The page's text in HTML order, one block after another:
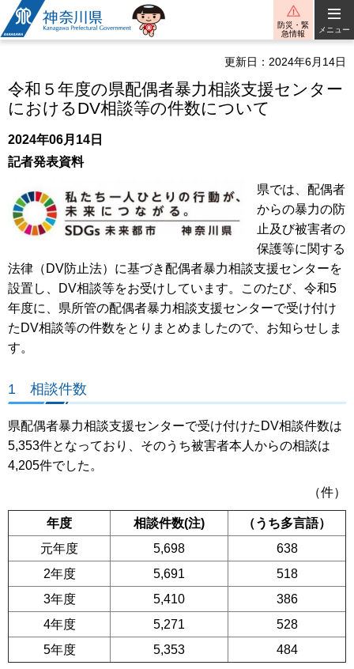
神奈川県
防災・緊
急情報
メニュー
更新日：2024年6月14日
令和５年度の県配偶者暴力相談支援センター
におけるDV相談等の件数について
2024年06月14日
記者発表資料
県では、配偶者
からの暴力の防
止及び被害者の
保護等に関する
法律（DV防止法）に基づき配偶者暴力相談支援センターを
設置し、DV相談等をお受けしています。このたび、令和5
年度に、県所管の配偶者暴力相談支援センターで受け付け
たDV相談等の件数をとりまとめましたので、お知らせしま
す。
1 相談件数
県配偶者暴力相談支援センターで受け付けたDV相談件数は
5,353件となっており、そのうち被害者本人からの相談は
4,205件でした。
（件）
年度 相談件数(注)
（うち多言語）
元年度
5,698
638
2年度
5,691
518
3年度
5,410
386
4年度
5,271
528
5年度
5,353 484